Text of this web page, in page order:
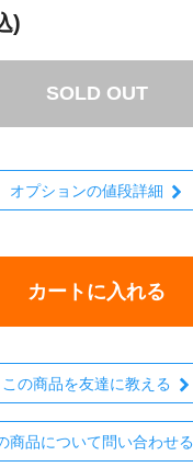
)
SOLD OUT
オプションの値段詳細
カートに入れる
この商品を友達に教える
商品について問い合わせる